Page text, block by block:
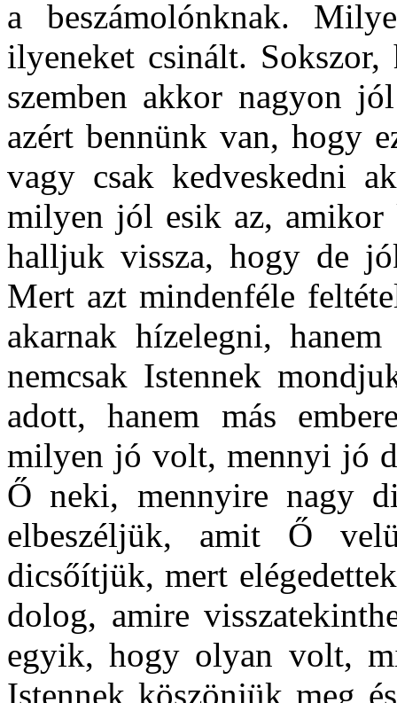
a beszámolónknak.
ilyeneket csinált. Sokszor,
szemben akkor nagyon
azért bennünk van, hogy
vagy csak kedveskedni
milyen jól esik az, amikor
halljuk vissza, hogy de
Mert azt mindenféle
akarnak hízelegni,
nemcsak Istennek
adott, hanem más
milyen jó volt, mennyi jó
Ő neki, mennyire nagy
elbeszéljük, amit Ő
dicsőítjük, mert
dolog, amire
egyik, hogy olyan volt,
Istennek köszönjük meg